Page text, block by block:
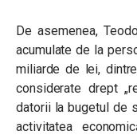
De asemenea,
acumulate de la
miliarde de lei,
considerate drept
datorii la bugetul de
activitatea